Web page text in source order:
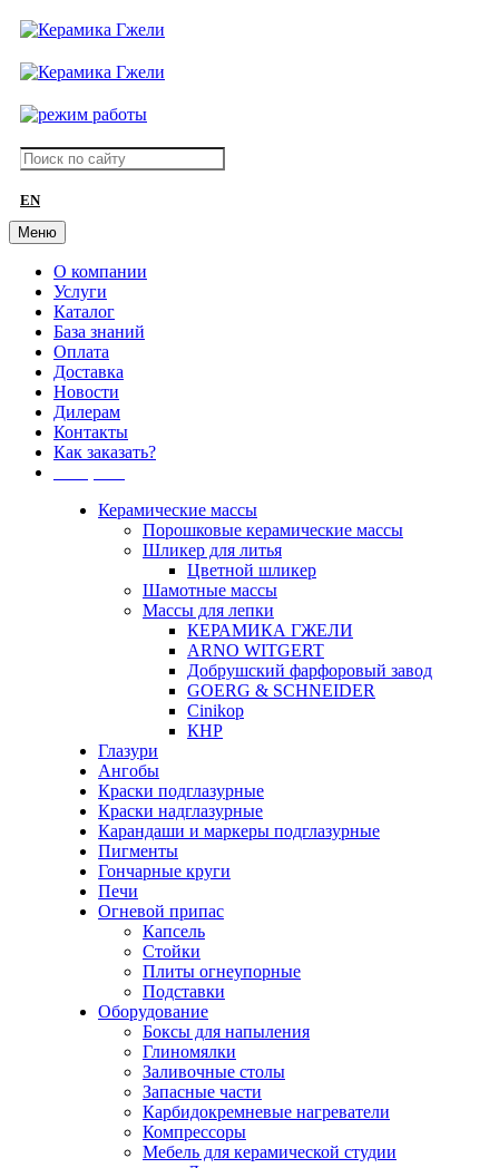
EN
Меню
О компании
Услуги
Каталог
База знаний
Оплата
Доставка
Новости
Дилерам
Контакты
Как заказать?
Керамические массы
Порошковые керамические массы
Шликер для литья
Цветной шликер
Шамотные массы
Массы для лепки
КЕРАМИКА ГЖЕЛИ
ARNO WITGERT
Добрушский фарфоровый завод
GOERG & SCHNEIDER
Cinikop
КНР
Глазури
Ангобы
Краски подглазурные
Краски надглазурные
Карандаши и маркеры подглазурные
Пигменты
Гончарные круги
Печи
Огневой припас
Капсель
Стойки
Плиты огнеупорные
Подставки
Оборудование
Боксы для напыления
Глиномялки
Заливочные столы
Запасные части
Карбидокремневые нагреватели
Компрессоры
Мебель для керамической студии